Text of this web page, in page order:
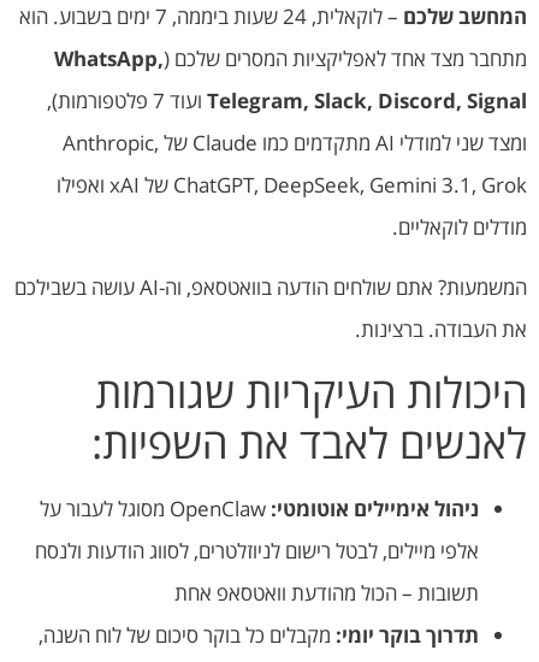
המחשב שלכם
– לוקאלית, 24 שעות ביממה, 7 ימים בשבוע. הוא
מתחבר מצד אחד לאפליקציות המסרים שלכם (WhatsApp,
Telegram, Slack, Discord, Signal
ועוד 7 פלטפורמות),
ומצד שני למודלי AI מתקדמים כמו Claude של Anthropic,
ChatGPT, DeepSeek, Gemini 3.1, Grok של xAI ואפילו
מודלים לוקאליים.
המשמעות? אתם שולחים הודעה בוואטסאפ, וה-AI עושה בשבילכם
את העבודה. ברצינות.
היכולות העיקריות שגורמות
לאנשים לאבד את השפיות:
ניהול אימיילים אוטומטי:
OpenClaw מסוגל לעבור על
אלפי מיילים, לבטל רישום לניוזלטרים, לסווג הודעות ולנסח
תשובות – הכול מהודעת וואטסאפ אחת
תדרוך בוקר יומי: מקבלים כל בוקר סיכום של לוח השנה,